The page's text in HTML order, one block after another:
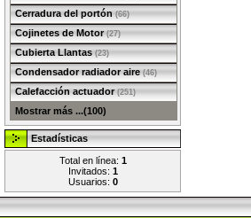
Cerradura del portón (66)
Cojinetes de Motor (27)
Cubierta Llantas (23)
Condensador radiador aire (46)
Calefacción actuador (251)
Mostrar más ...(100)
Estadísticas
Total en línea: 1
Invitados: 1
Usuarios: 0